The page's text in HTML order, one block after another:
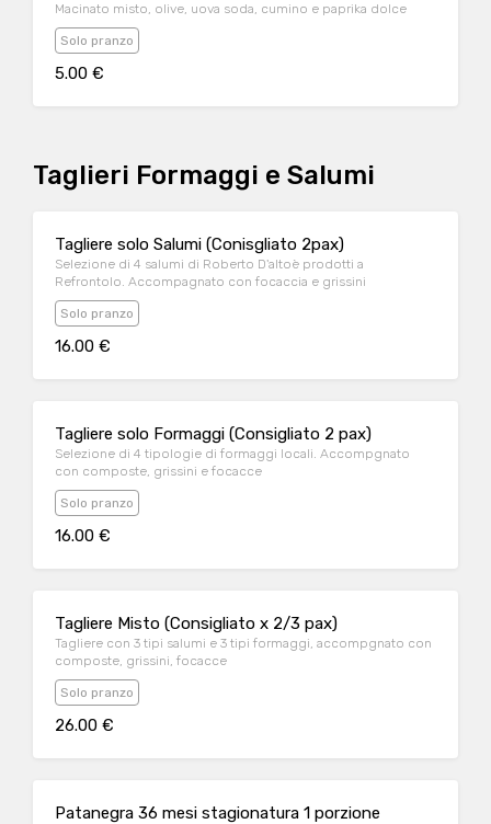
Macinato misto, olive, uova soda, cumino e paprika dolce
Solo pranzo
5.00 €
Taglieri Formaggi e Salumi
Tagliere solo Salumi (Conisgliato 2pax)
Selezione di 4 salumi di Roberto D'altoè prodotti a
Refrontolo. Accompagnato con focaccia e grissini
Solo pranzo
16.00 €
Tagliere solo Formaggi (Consigliato 2 pax)
Selezione di 4 tipologie di formaggi locali. Accompgnato
con composte, grissini e focacce
Solo pranzo
16.00 €
Tagliere Misto (Consigliato x 2/3 pax)
Tagliere con 3 tipi salumi e 3 tipi formaggi, accompgnato con
composte, grissini, focacce
Solo pranzo
26.00 €
Patanegra 36 mesi stagionatura 1 porzione